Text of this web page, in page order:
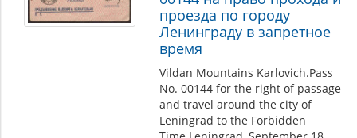
проезда по городу
Ленинграду в запретное
время
Vildan Mountains Karlovich.Pass
No. 00144 for the right of passage
and travel around the city of
Leningrad to the Forbidden